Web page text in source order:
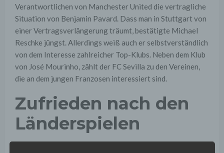
Verantwortlichen von Manchester United die vertragliche
Situation von Benjamin Pavard. Dass man in Stuttgart von
einer Vertragsverlängerung träumt, bestätigte Michael
Reschke jüngst. Allerdings weiß auch er selbstverständlich
von dem Interesse zahlreicher Top-Klubs. Neben dem Klub
von José Mourinho, zählt der FC Sevilla zu den Vereinen,
die an dem jungen Franzosen interessiert sind.
Zufrieden nach den
Länderspielen